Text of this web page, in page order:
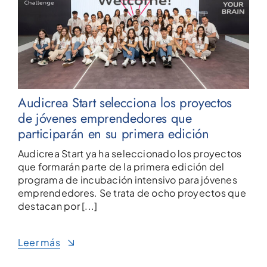
Audicrea Start selecciona los proyectos
de jóvenes emprendedores que
participarán en su primera edición
Audicrea Start ya ha seleccionado los proyectos
que formarán parte de la primera edición del
programa de incubación intensivo para jóvenes
emprendedores. Se trata de ocho proyectos que
destacan por [...]
Leer más